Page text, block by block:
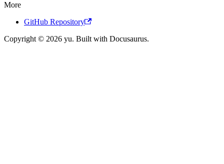
More
GitHub Repository
Copyright © 2026 yu. Built with Docusaurus.